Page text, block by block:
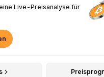
Live-Preisanalyse für